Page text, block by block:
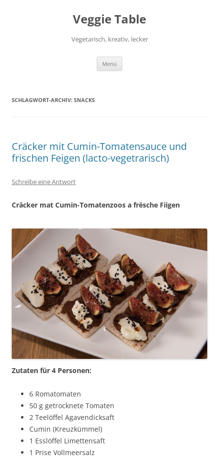
Veggie Table
Vegetarisch, kreativ, lecker
Menü
SCHLAGWORT-ARCHIV: SNACKS
Cräcker mit Cumin-Tomatensauce und
frischen Feigen (lacto-vegetrarisch)
Schreibe eine Antwort
Cräcker mat Cumin-Tomatenzoos a frësche Fiigen
Zutaten für 4 Personen:
6 Romatomaten
50 g getrocknete Tomaten
2 Teelöffel Agavendicksaft
Cumin (Kreuzkümmel)
1 Esslöffel Limettensaft
1 Prise Vollmeersalz